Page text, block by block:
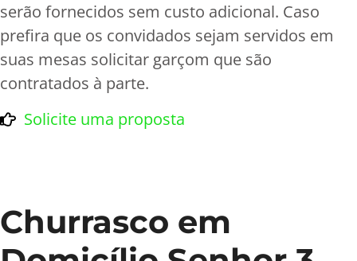
serão fornecidos sem custo adicional. Caso
prefira que os convidados sejam servidos em
suas mesas solicitar garçom que são
contratados à parte.
Solicite uma proposta
Churrasco em